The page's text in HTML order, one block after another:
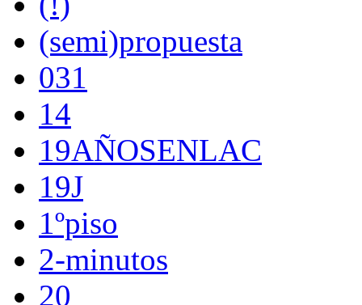
(semi)propuesta
031
14
19AÑOSENLAC
19J
1ºpiso
2-minutos
20